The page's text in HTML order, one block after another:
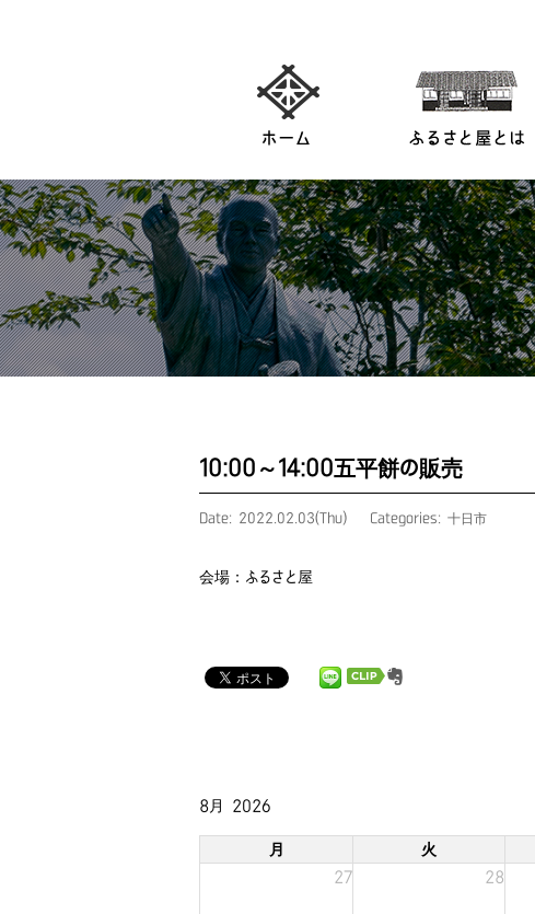
10:00～14:00五平餅の販売
Date: 2022.02.03(Thu) Categories: 十日市
会場：ふるさと屋
8月 2026
月 火
27
28